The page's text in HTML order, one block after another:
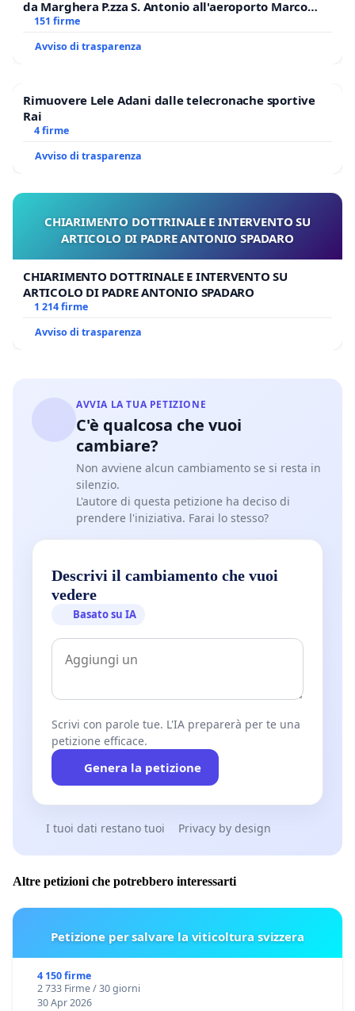
da Marghera P.zza S. Antonio all'aeroporto Marco
Polo tariffa a € 1,50
151 firme
Avviso di trasparenza
Rimuovere Lele Adani dalle telecronache sportive
Rai
4 firme
Avviso di trasparenza
CHIARIMENTO DOTTRINALE E INTERVENTO SU
ARTICOLO DI PADRE ANTONIO SPADARO
CHIARIMENTO DOTTRINALE E INTERVENTO SU
ARTICOLO DI PADRE ANTONIO SPADARO
1 214 firme
Avviso di trasparenza
AVVIA LA TUA PETIZIONE
C'è qualcosa che vuoi
cambiare?
Non avviene alcun cambiamento se si resta in
silenzio.
L'autore di questa petizione ha deciso di
prendere l'iniziativa. Farai lo stesso?
Descrivi il cambiamento che vuoi
vedere
Basato su IA
Scrivi con parole tue. L'IA preparerà per te una
petizione efficace.
Genera la petizione
I tuoi dati restano tuoi Privacy by design
Altre petizioni che potrebbero interessarti
Petizione per salvare la viticoltura svizzera
4 150 firme
2 733 Firme / 30 giorni
30 Apr 2026